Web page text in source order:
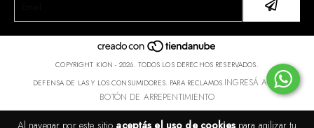
Al navegar por este sitio aceptás el uso de cookiespara agilizar tu
COPYRIGHT KION - 2026. TODOS LOS DERECHOS RESERVADOS.
DEFENSA DE LAS Y LOS CONSUMIDORES. PARA RECLAMOS INGRESÁ ACÁ.
BOTÓN DE ARREPENTIMIENTO